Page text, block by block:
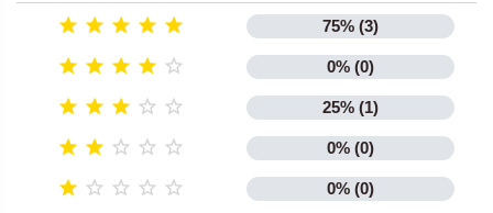
     75% (3)
     0% (0)
     25% (1)
     0% (0)
     0% (0)